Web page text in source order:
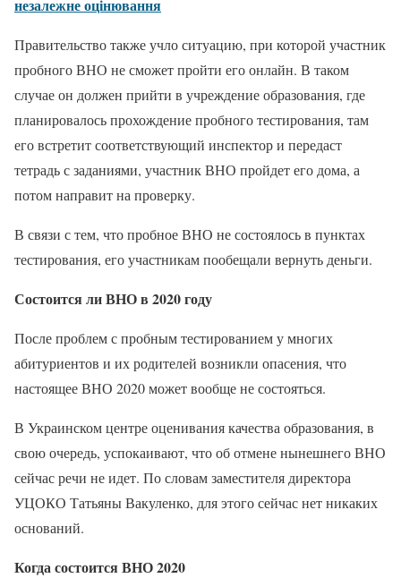
незалежне оцінювання
Правительство также учло ситуацию, при которой участник
пробного ВНО не сможет пройти его онлайн. В таком
случае он должен прийти в учреждение образования, где
планировалось прохождение пробного тестирования, там
его встретит соответствующий инспектор и передаст
тетрадь с заданиями, участник ВНО пройдет его дома, а
потом направит на проверку.
В связи с тем, что пробное ВНО не состоялось в пунктах
тестирования, его участникам пообещали вернуть деньги.
Состоится ли ВНО в 2020 году
После проблем с пробным тестированием у многих
абитуриентов и их родителей возникли опасения, что
настоящее ВНО 2020 может вообще не состояться.
В Украинском центре оценивания качества образования, в
свою очередь, успокаивают, что об отмене нынешнего ВНО
сейчас речи не идет. По словам заместителя директора
УЦОКО Татьяны Вакуленко, для этого сейчас нет никаких
оснований.
Когда состоится ВНО 2020